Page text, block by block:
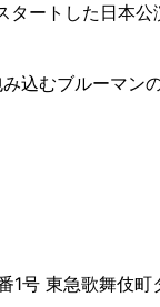
ートした日本公
込むブルーマン
号 東急歌舞伎町